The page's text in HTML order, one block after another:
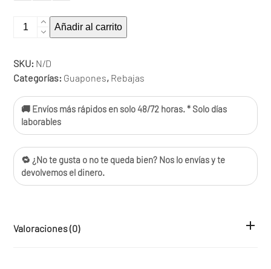
Camisa
Añadir al carrito
SKU: N/D
Categorías: Guapones, Rebajas
🚚 Envíos más rápidos en solo 48/72 horas. * Solo días
laborables
🔁 ¿No te gusta o no te queda bien? Nos lo envías y te
devolvemos el dinero.
Valoraciones (0)